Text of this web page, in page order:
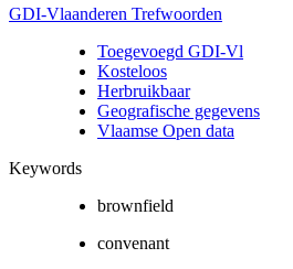
GDI-Vlaanderen Trefwoorden
Toegevoegd GDI-Vl
Kosteloos
Herbruikbaar
Geografische gegevens
Vlaamse Open data
Keywords
brownfield
convenant